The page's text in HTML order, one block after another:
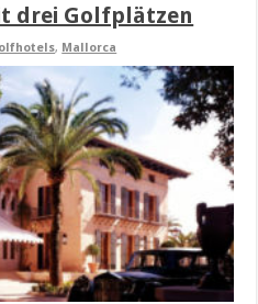
drei Golfplätzen
, Mallorca